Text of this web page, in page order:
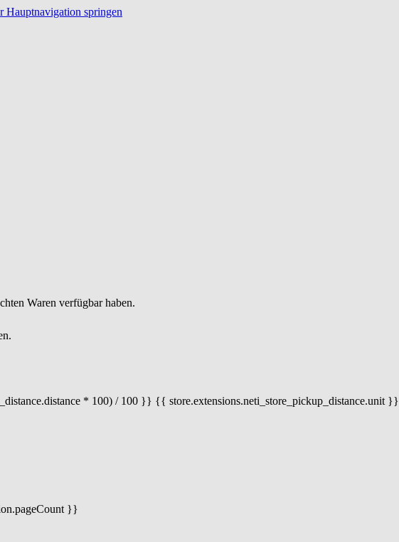
Hauptnavigation springen
Waren verfügbar haben.
* 100) / 100 }} {{ store.extensions.neti_store_pickup_distance.unit }}
}}